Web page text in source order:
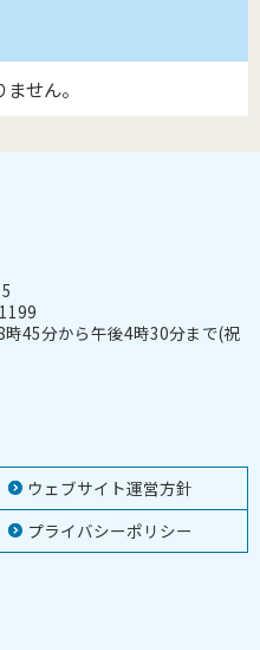
せん。
ウェブサイト運営方針
プライバシーポリシー
45分から午後4時30分まで(祝